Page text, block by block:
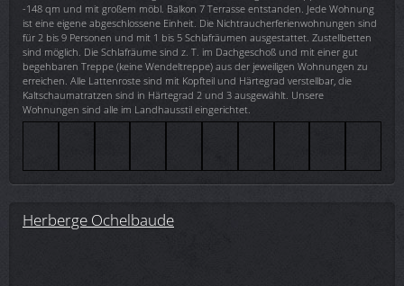
-148 qm und mit großem möbl. Balkon 7 Terrasse entstanden. Jede Wohnung
ist eine eigene abgeschlossene Einheit. Die Nichtraucherferienwohnungen sind
für 2 bis 9 Personen und mit 1 bis 5 Schlafräumen ausgestattet. Zustellbetten
sind möglich. Die Schlafräume sind z. T. im Dachgeschoß und mit einer gut
begehbaren Treppe (keine Wendeltreppe) aus der jeweiligen Wohnungen zu
erreichen. Alle Lattenroste sind mit Kopfteil und Härtegrad verstellbar, die
Kaltschaumatratzen sind in Härtegrad 2 und 3 ausgewählt. Unsere
Wohnungen sind alle im Landhausstil eingerichtet.
Herberge Ochelbaude